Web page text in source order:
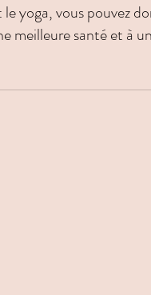
yoga, vous pouvez
meilleure santé et à